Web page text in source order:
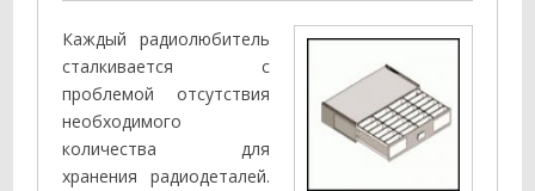
Каждый радиолюбитель
сталкивается с
проблемой отсутствия
необходимого
количества для
хранения радиодеталей.